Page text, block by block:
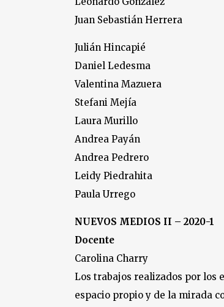
Juan Sebastián Herrera
Julián Hincapié
Daniel Ledesma
Valentina Mazuera
Stefani Mejía
Laura Murillo
Andrea Payán
Andrea Pedrero
Leidy Piedrahita
Paula Urrego
NUEVOS MEDIOS II – 2020-1
Docente
Carolina Charry
Los trabajos realizados por los
espacio propio y de la mirada